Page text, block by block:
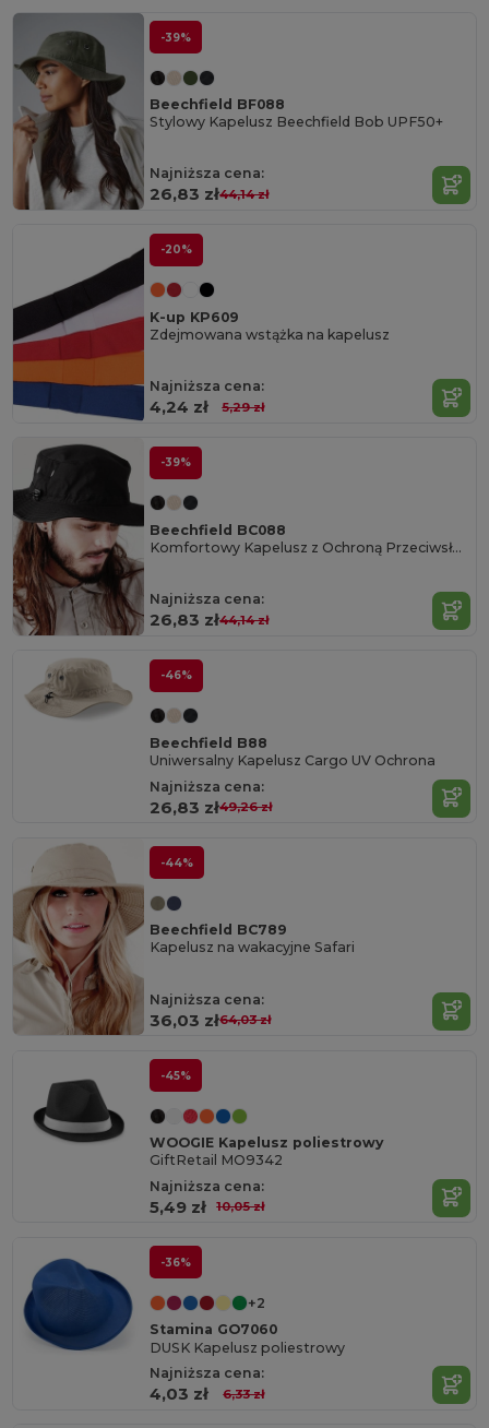
-39%
Beechfield BF088
Stylowy Kapelusz Beechfield Bob UPF50+
Najniższa cena:
26,83 zł44,14 zł
-20%
K-up KP609
Zdejmowana wstążka na kapelusz
Najniższa cena:
4,24 zł 5,29 zł
-39%
Beechfield BC088
Komfortowy Kapelusz z Ochroną Przeciwsłoneczną
Najniższa cena:
26,83 zł44,14 zł
-46%
Beechfield B88
Uniwersalny Kapelusz Cargo UV Ochrona
Najniższa cena:
26,83 zł49,26 zł
-44%
Beechfield BC789
Kapelusz na wakacyjne Safari
Najniższa cena:
36,03 zł64,03 zł
-45%
WOOGIE Kapelusz poliestrowy
GiftRetail MO9342
Najniższa cena:
5,49 zł 10,05 zł
-36%
+2
Stamina GO7060
DUSK Kapelusz poliestrowy
Najniższa cena:
4,03 zł 6,33 zł